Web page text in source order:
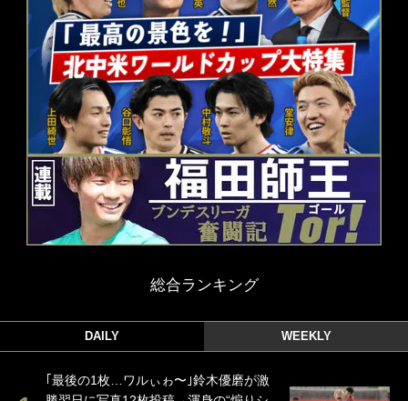
総合ランキング
DAILY WEEKLY
｢最後の1枚…ワルぃゎ〜｣鈴木優磨が激